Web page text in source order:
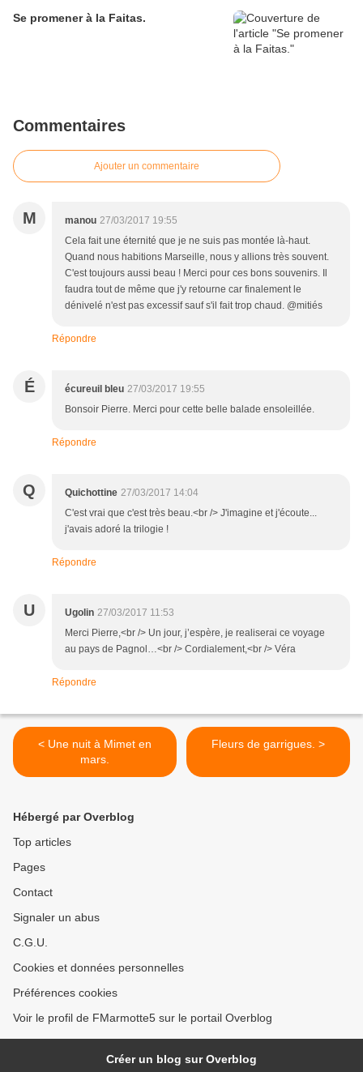
Se promener à la Faitas.
Commentaires
Ajouter un commentaire
M manou 27/03/2017 19:55
Cela fait une éternité que je ne suis pas montée là-haut.
Quand nous habitions Marseille, nous y allions très souvent.
C'est toujours aussi beau ! Merci pour ces bons souvenirs. Il
faudra tout de même que j'y retourne car finalement le
dénivelé n'est pas excessif sauf s'il fait trop chaud. @mitiés
Répondre
É écureuil bleu 27/03/2017 19:55
Bonsoir Pierre. Merci pour cette belle balade ensoleillée.
Répondre
Q Quichottine 27/03/2017 14:04
C'est vrai que c'est très beau.<br /> J'imagine et j'écoute...
j'avais adoré la trilogie !
Répondre
U Ugolin 27/03/2017 11:53
Merci Pierre,<br /> Un jour, j’espère, je realiserai ce voyage
au pays de Pagnol…<br /> Cordialement,<br /> Véra
Répondre
< Une nuit à Mimet en
mars.
Fleurs de garrigues. >
Hébergé par Overblog
Top articles
Pages
Contact
Signaler un abus
C.G.U.
Cookies et données personnelles
Préférences cookies
Voir le profil de FMarmotte5 sur le portail Overblog
Créer un blog sur Overblog